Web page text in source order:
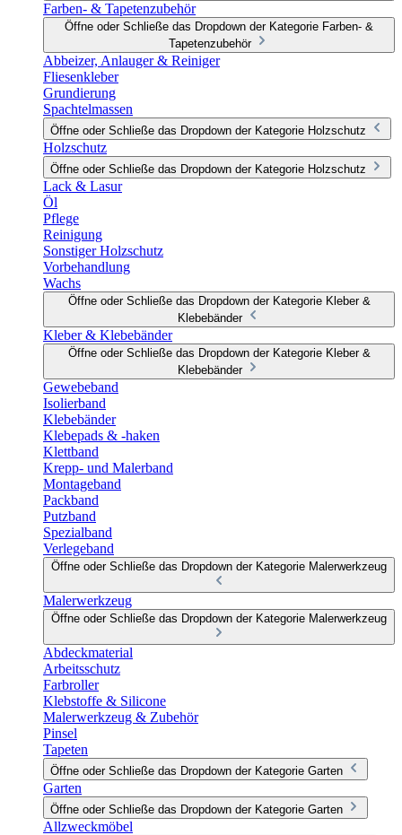
Farben- & Tapetenzubehör
Öffne oder Schließe das Dropdown der Kategorie Farben- &
Tapetenzubehör
Abbeizer, Anlauger & Reiniger
Fliesenkleber
Grundierung
Spachtelmassen
Öffne oder Schließe das Dropdown der Kategorie Holzschutz
Holzschutz
Öffne oder Schließe das Dropdown der Kategorie Holzschutz
Lack & Lasur
Öl
Pflege
Reinigung
Sonstiger Holzschutz
Vorbehandlung
Wachs
Öffne oder Schließe das Dropdown der Kategorie Kleber &
Klebebänder
Kleber & Klebebänder
Öffne oder Schließe das Dropdown der Kategorie Kleber &
Klebebänder
Gewebeband
Isolierband
Klebebänder
Klebepads & -haken
Klettband
Krepp- und Malerband
Montageband
Packband
Putzband
Spezialband
Verlegeband
Öffne oder Schließe das Dropdown der Kategorie Malerwerkzeug
Malerwerkzeug
Öffne oder Schließe das Dropdown der Kategorie Malerwerkzeug
Abdeckmaterial
Arbeitsschutz
Farbroller
Klebstoffe & Silicone
Malerwerkzeug & Zubehör
Pinsel
Tapeten
Öffne oder Schließe das Dropdown der Kategorie Garten
Garten
Öffne oder Schließe das Dropdown der Kategorie Garten
Allzweckmöbel